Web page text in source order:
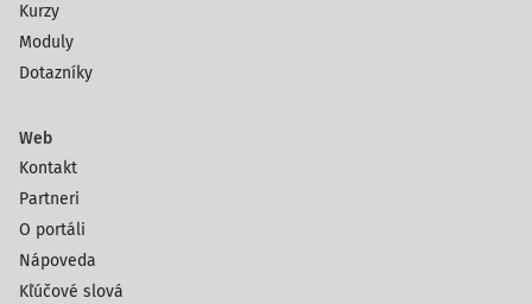
Kurzy
Moduly
Dotazníky
Web
Kontakt
Partneri
O portáli
Nápoveda
Kľúčové slová